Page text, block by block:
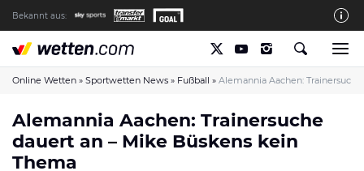
Bekannt aus:
Die wetten.com Redaktion
So bewerten wir die Anbieter
wetten.com auf Facebook
wetten.com auf YouTube
Online Wetten » Sportwetten News » Fußball » Alemannia Aachen:
Alemannia Aachen: Trainersuche
dauert an – Mike Büskens kein
Thema